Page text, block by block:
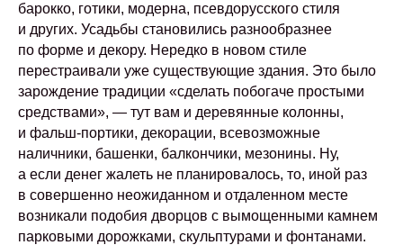
барокко, готики, модерна, псевдорусского стиля
и других. Усадьбы становились разнообразнее
по форме и декору. Нередко в новом стиле
перестраивали уже существующие здания. Это было
зарождение традиции «сделать побогаче простыми
средствами», — тут вам и деревянные колонны,
и фальш-портики, декорации, всевозможные
наличники, башенки, балкончики, мезонины. Ну,
а если денег жалеть не планировалось, то, иной раз
в совершенно неожиданном и отдаленном месте
возникали подобия дворцов с вымощенными камнем
парковыми дорожками, скульптурами и фонтанами.